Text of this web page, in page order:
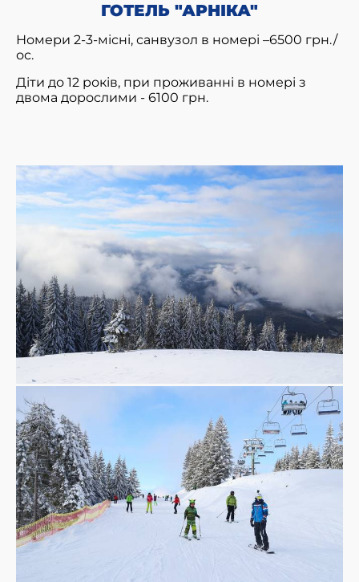
ГОТЕЛЬ "АРНІКА"
Номери 2-3-місні, санвузол в номері –6500 грн./
ос.
Діти до 12 років, при проживанні в номері з
двома дорослими - 6100 грн.